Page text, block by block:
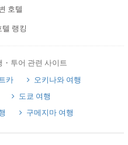
호텔
텔 랭킹
투어 관련 사이트
카
오키나와 여행
도쿄 여행
구메지마 여행